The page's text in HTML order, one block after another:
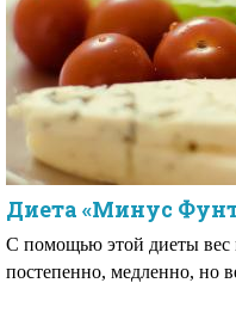
Диета «Минус
С помощью этой диеты
постепенно, медленно, но